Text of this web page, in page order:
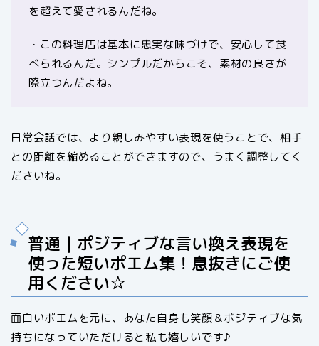
を超えて愛されるんだね。
・この料理店は基本に忠実な味づけで、安心して食
べられるんだ。シンプルだからこそ、素材の良さが
際立つんだよね。
日常会話では、より親しみやすい表現を使うことで、相手
との距離を縮めることができますので、うまく調整してく
ださいね。
普通｜ポジティブな言い換え表現を
使った短いポエム集！息抜きにご使
用ください☆
面白いポエムを元に、あなた自身も笑顔＆ポジティブな気
持ちになっていただけると私も嬉しいです♪